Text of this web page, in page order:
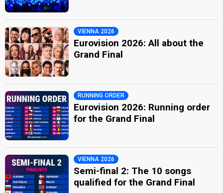
VIENNA 2026
Eurovision 2026: All about the
Grand Final
RUNNING ORDER
Eurovision 2026: Running order
for the Grand Final
VIENNA 2026
Semi-final 2: The 10 songs
qualified for the Grand Final